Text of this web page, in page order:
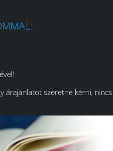
árajánlatot szeretne kérni,